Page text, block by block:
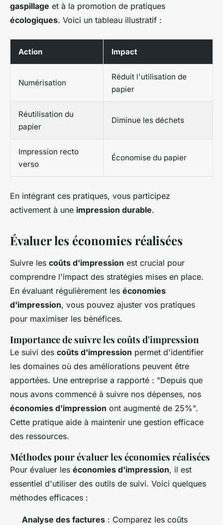
gaspillage et à la promotion de pratiques
écologiques. Voici un tableau illustratif :
Action Impact
Numérisation
Réduit l'utilisation de
papier
Réutilisation du
papier
Diminue les déchets
Impression recto
verso
Économise du papier
En intégrant ces pratiques, vous participez
activement à une impression durable.
Évaluer les économies réalisées
Suivre les coûts d'impression est crucial pour
comprendre l'impact des stratégies mises en place.
En évaluant régulièrement les économies
d'impression, vous pouvez ajuster vos pratiques
pour maximiser les bénéfices.
Importance de suivre les coûts d'impression
Le suivi des coûts d'impression permet d'identifier
les domaines où des améliorations peuvent être
apportées. Une entreprise a rapporté : "Depuis que
nous avons commencé à suivre nos dépenses, nos
économies d'impression ont augmenté de 25%".
Cette pratique aide à maintenir une gestion efficace
des ressources.
Méthodes pour évaluer les économies réalisées
Pour évaluer les économies d'impression, il est
essentiel d'utiliser des outils de suivi. Voici quelques
méthodes efficaces :
Analyse des factures : Comparez les coûts